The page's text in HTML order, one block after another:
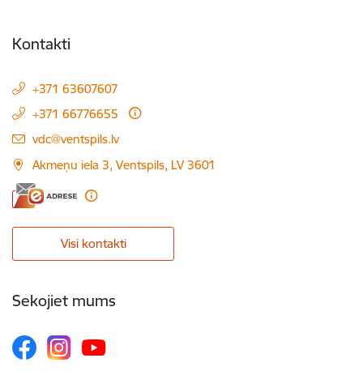
Kontakti
+371 63607607
+371 66776655
E-pasts:
vdc@ventspils.lv
Akmeņu iela 3, Ventspils, LV 3601
Visi kontakti
Sekojiet mums